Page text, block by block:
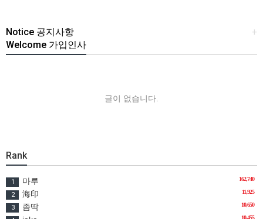
+
Notice 공지사항
Welcome 가입인사
글이 없습니다.
Rank
162,740
1 마루
11,925
2 海印
10,650
3 좀딱